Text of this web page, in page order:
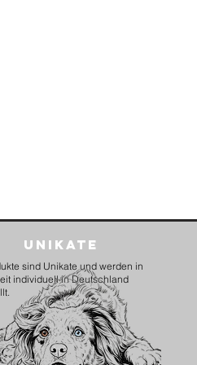
Unikate
sind Unikate und werden in
individuell in Deutschland